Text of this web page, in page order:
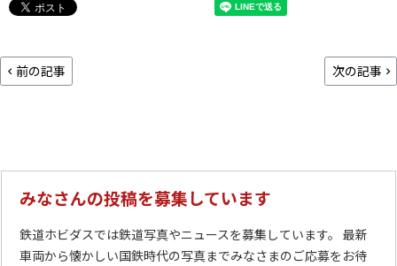
前の記事 次の記事
みなさんの投稿を募集しています
鉄道ホビダスでは鉄道写真やニュースを募集しています。 最新
車両から懐かしい国鉄時代の写真までみなさまのご応募をお待